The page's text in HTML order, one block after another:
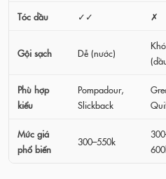
Tóc dầu ✓✓ ✗
Gội sạch Dễ (nước)
Khó
Phù hợp
kiểu
Pompadour,
Slickback
Mức giá
phổ biến
300–550k